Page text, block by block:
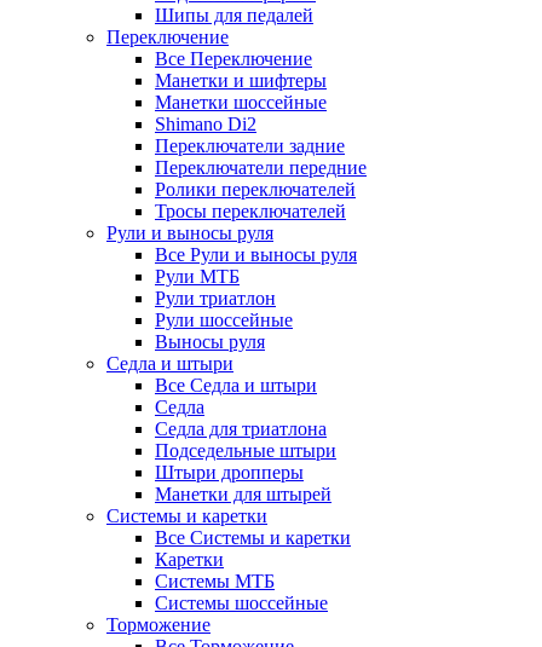
Шипы для педалей
Переключение
Все Переключение
Манетки и шифтеры
Манетки шоссейные
Shimano Di2
Переключатели задние
Переключатели передние
Ролики переключателей
Тросы переключателей
Рули и выносы руля
Все Рули и выносы руля
Рули МТБ
Рули триатлон
Рули шоссейные
Выносы руля
Седла и штыри
Все Седла и штыри
Седла
Седла для триатлона
Подседельные штыри
Штыри дропперы
Манетки для штырей
Системы и каретки
Все Системы и каретки
Каретки
Системы МТБ
Системы шоссейные
Торможение